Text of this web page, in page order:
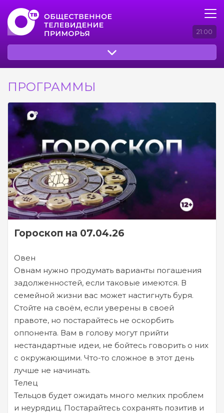
21:00
ПРОГРАММЫ
Гороскоп на 07.04.26
Овен
Овнам нужно продумать варианты погашения
задолженностей, если таковые имеются. В
семейной жизни вас может настигнуть буря.
Стойте на своём, если уверены в своей
правоте, но постарайтесь не оскорбить
оппонента. Вам в голову могут прийти
нестандартные идеи, не бойтесь говорить о них
с окружающими. Что-то сложное в этот день
лучше не начинать.
Телец
Тельцов будет ожидать много мелких проблем
и неурядиц. Постарайтесь сохранять позитив и